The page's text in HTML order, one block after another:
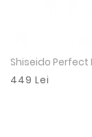
Shiseido
449 Lei